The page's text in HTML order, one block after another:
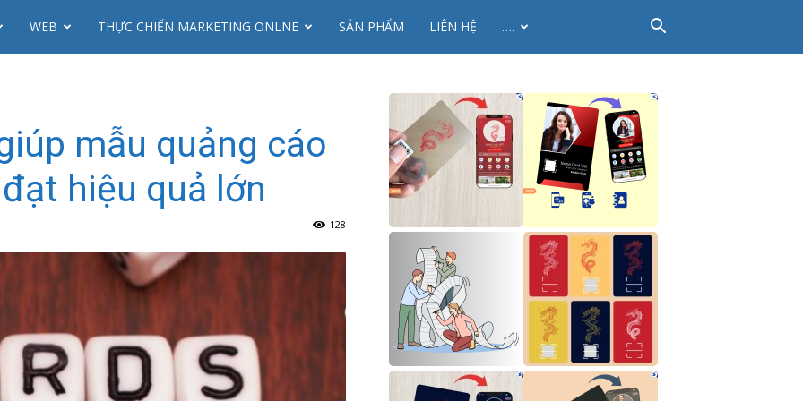
WEB THỰC CHIẾN MARKETING ONLNE SẢN PHẨM LIÊN HỆ ….
mẫu quảng cáo
hiệu quả lớn
128